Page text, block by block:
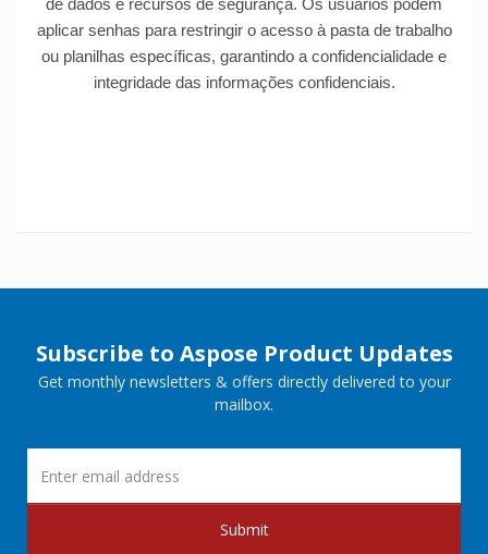
de dados e recursos de segurança. Os usuários podem
aplicar senhas para restringir o acesso à pasta de trabalho
ou planilhas específicas, garantindo a confidencialidade e
integridade das informações confidenciais.
Subscribe to Aspose Product Updates
Get monthly newsletters & offers directly delivered to your
mailbox.
Submit